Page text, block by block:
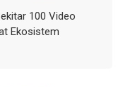
100 Video
Ekosistem